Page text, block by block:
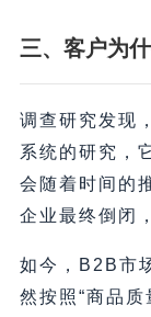
三、 客户为
调查研究发现
系统的研究，
会随着时间的
企业最终倒闭
如今，B2B市
然按照“商品